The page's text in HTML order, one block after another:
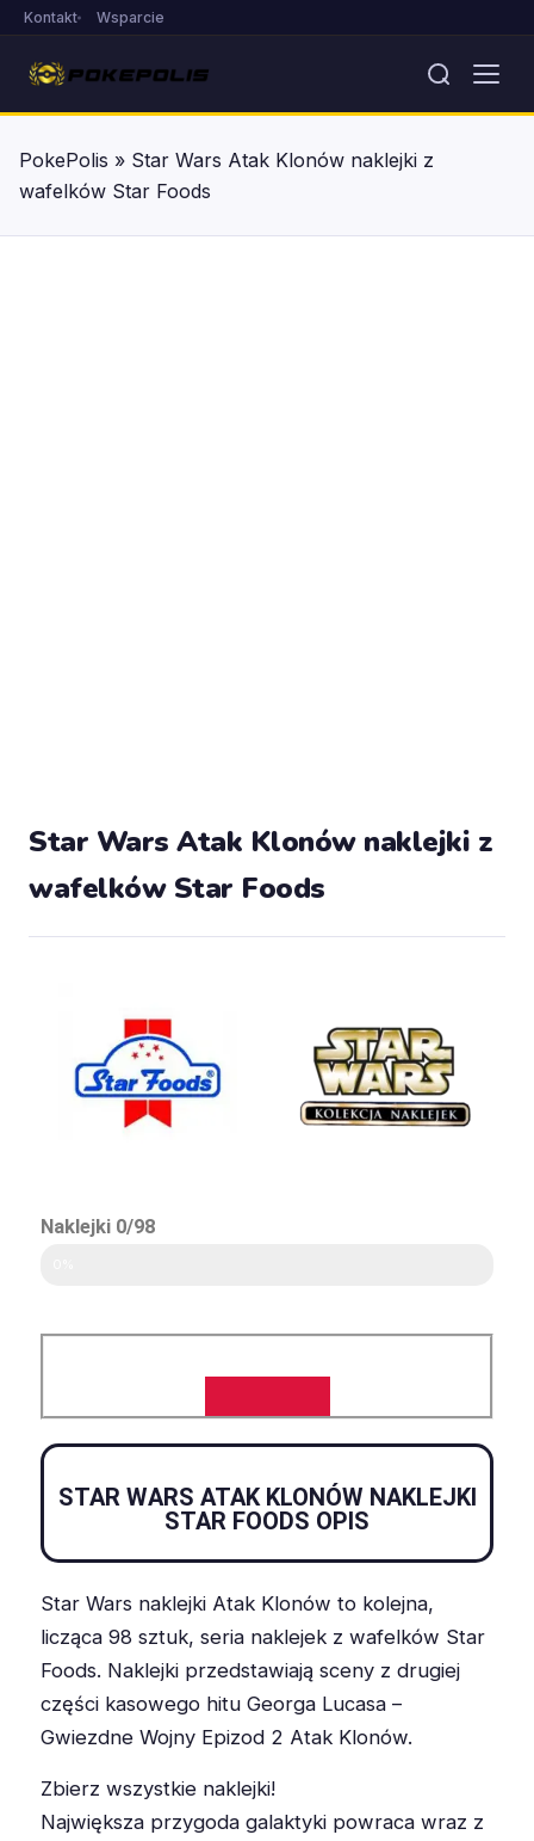
Kontakt Wsparcie
PokePolis » Star Wars Atak Klonów naklejki z
wafelków Star Foods
Star Wars Atak Klonów naklejki z
wafelków Star Foods
Naklejki 0/98
STAR WARS ATAK KLONÓW NAKLEJKI
STAR FOODS OPIS
Star Wars naklejki Atak Klonów to kolejna,
licząca 98 sztuk, seria naklejek z wafelków Star
Foods. Naklejki przedstawiają sceny z drugiej
części kasowego hitu Georga Lucasa –
Gwiezdne Wojny Epizod 2 Atak Klonów.
Zbierz wszystkie naklejki!
Największa przygoda galaktyki powraca wraz z